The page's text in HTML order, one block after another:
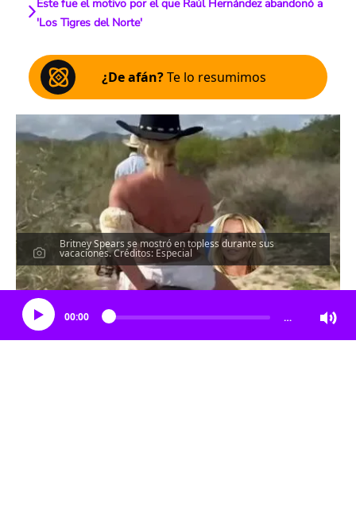
Este fue el motivo por el que Raúl Hernández abandonó a
'Los Tigres del Norte'
¿De afán?Te lo resumimos
Britney Spears se mostró en topless durante sus
vacaciones. Créditos: Especial
Escucha el artículo
00:00 …